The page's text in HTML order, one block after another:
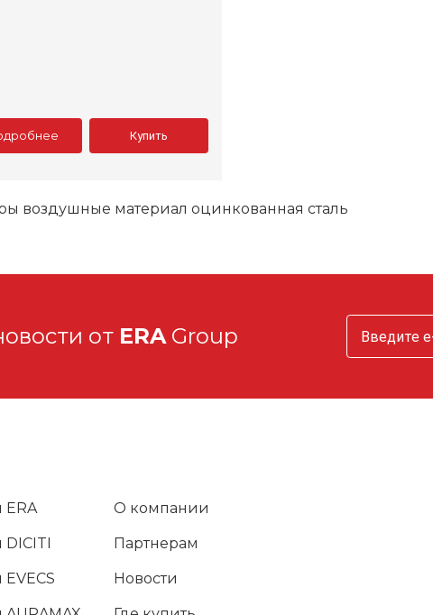
Купить
воздушные материал оцинкованная сталь
от ERAGroup
О компании
Партнерам
Новости